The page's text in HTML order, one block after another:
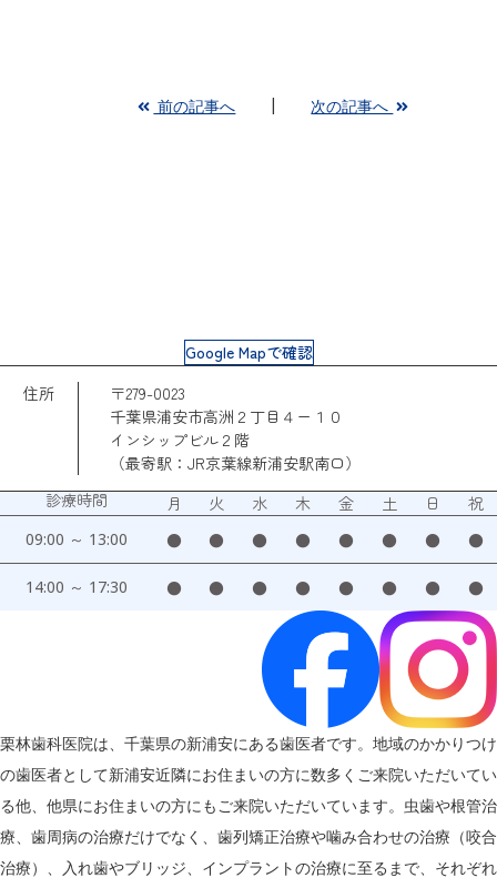
前の記事へ 次の記事へ
Google Mapで確認
住所
〒279-0023
千葉県浦安市高洲２丁目４ー１０
インシップビル２階
（最寄駅：JR京葉線新浦安駅南口）
診療時間
月 火 水 木 金 土 日 祝
09:00 ～ 13:00 ● ● ● ● ● ● ● ●
14:00 ～ 17:30 ● ● ● ● ● ● ● ●
栗林歯科医院は、千葉県の新浦安にある歯医者です。地域のかかりつけ
の歯医者として新浦安近隣にお住まいの方に数多くご来院いただいてい
る他、他県にお住まいの方にもご来院いただいています。虫歯や根管治
療、歯周病の治療だけでなく、歯列矯正治療や噛み合わせの治療（咬合
治療）、入れ歯やブリッジ、インプラントの治療に至るまで、それぞれ